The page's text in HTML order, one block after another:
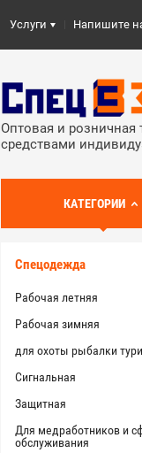
Услуги Напишите
Оптовая и розничная
средствами
КАТЕГОРИИ
Спецодежда
Рабочая летняя
Рабочая зимняя
для охоты рыбалки
Сигнальная
Защитная
Для медработников и
обслуживания